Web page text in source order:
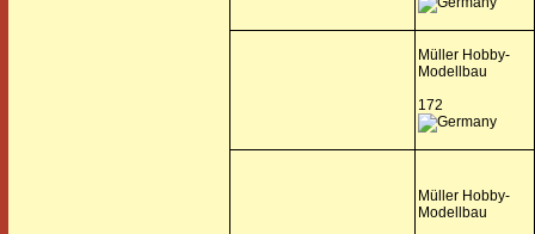
Müller Hobby-
Modellbau
172
Müller Hobby-
Modellbau